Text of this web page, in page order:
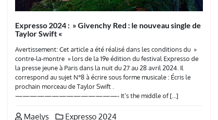
Expresso 2024 : » Givenchy Red : le nouveau single de
Taylor Swift «
Avertissement: Cet article a été réalisé dans les conditions du »
contre-la-montre » lors de la 19e édition du festival Expresso de
la presse jeune à Paris dans la nuit du 27 au 28 avril 2024. Il
correspond au sujet N°8 à écrire sous forme musicale : Écris le
prochain morceau de Taylor Swift .
——————————————- It’s the middle of […]
Maelys Expresso 2024